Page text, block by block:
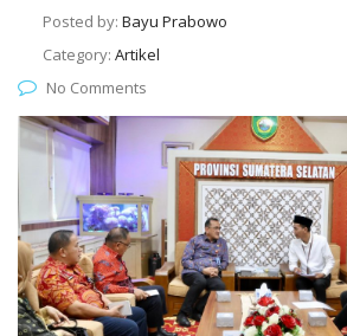
Posted by: Bayu Prabowo
Category: Artikel
No Comments